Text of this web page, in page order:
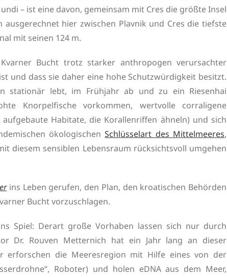
– ist eine davon, gemeinsam mit Cres die größte Insel
hier zwischen Plavnik und Cres die tiefste
mit seinen 124 m.
Bucht trotz starker anthropogen verursachter
und dass sie daher eine hohe Schutzwürdigkeit besitzt.
stationär lebt, im Frühjahr ab und zu ein Riesenhai
Knorpelfische vorkommen, wertvolle corraligene
Habitate, die Korallenriffen ähneln) und sich
ökologischenSchlüsselart des Mittelmeeres,
diesem sensiblen Lebensraum rücksichtsvoll umgehen
ins Leben gerufen, den Plan, den kroatischen Behörden
Bucht vorzuschlagen.
Spiel: Derart große Vorhaben lassen sich nur durch
Dr. Rouven Metternich hat ein Jahr lang an dieser
erforschen die Meeresregion mit Hilfe eines von der
Roboter) und holen eDNA aus dem Meer,